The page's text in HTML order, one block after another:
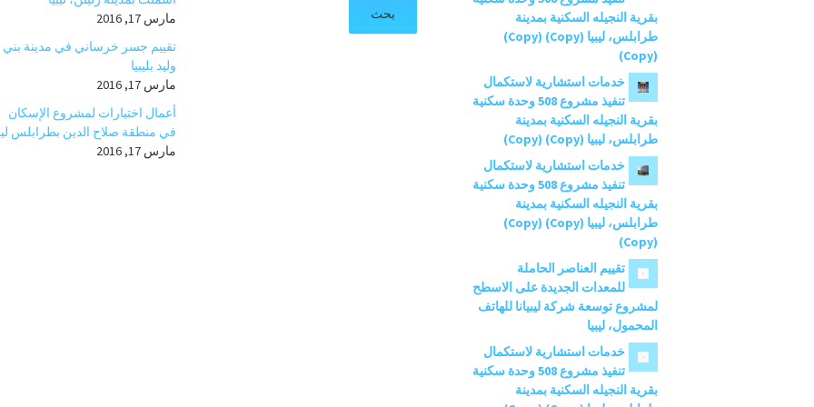
بقرية النجيله السكنية بمدينة
طرابلس، ليبيا (Copy) (Copy)
(Copy)
خدمات استشارية لاستكمال
تنفيذ مشروع 508 وحدة سكنية
بقرية النجيله السكنية بمدينة
طرابلس، ليبيا (Copy) (Copy)
خدمات استشارية لاستكمال
تنفيذ مشروع 508 وحدة سكنية
بقرية النجيله السكنية بمدينة
طرابلس، ليبيا (Copy) (Copy)
(Copy)
تقييم العناصر الحاملة
للمعدات الجديدة على الاسطح
لمشروع توسعة شركة ليبيانا للهاتف
المحمول، ليبيا
خدمات استشارية لاستكمال
تنفيذ مشروع 508 وحدة سكنية
بقرية النجيله السكنية بمدينة
ع
مارس 17, 2016
تقييم جسر خرساني في مدينة بني
وليد بليبيا
مارس 17, 2016
أعمال اختبارات لمشروع الإسكان
في منطقة صلاح الدين بطرابلس
مارس 17, 2016